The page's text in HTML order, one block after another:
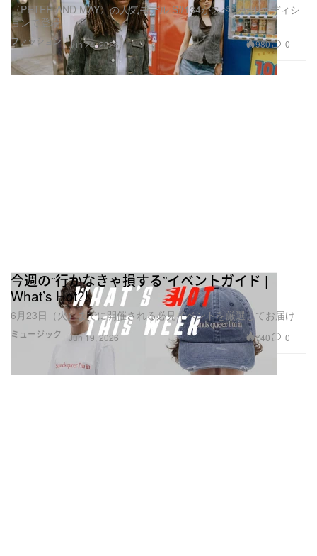
ファッション
〈PETER AND MAY〉の人気モデル S#134がスペシャルエディシ
ョンで登場
Jun 24, 2026 980 0
ミュージック
今週の“行かなきゃ損する”イベントガイド |
What’s Hot?!
6月23日（火）までに開催される必見イベントを厳選してお届け
Jun 19, 2026 740 0